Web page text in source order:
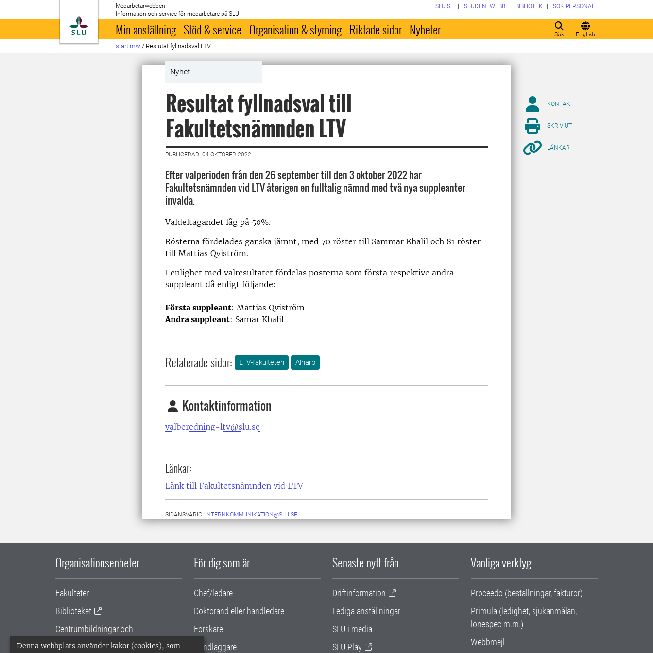
Denna webbplats använder kakor (cookies), som
Till startsida
Medarbetarwebben
Information och service för medarbetare på SLU
Sök English
SLU.SE STUDENTWEBB BIBLIOTEK SÖK PERSONAL
Min anställning Stöd & service Organisation & styrning Riktade sidor Nyheter
start mw / Reslutat fyllnadsval LTV
Nyhet
Resultat fyllnadsval till
Fakultetsnämnden LTV
PUBLICERAD: 04 OKTOBER 2022
Efter valperioden från den 26 september till den 3 oktober 2022 har
Fakultetsnämnden vid LTV återigen en fulltalig nämnd med två nya suppleanter
invalda.
Valdeltagandet låg på 50%.
Rösterna fördelades ganska jämnt, med 70 röster till Sammar Khalil och 81 röster
till Mattias Qviström.
I enlighet med valresultatet fördelas posterna som första respektive andra
suppleant då enligt följande:
Första suppleant: Mattias Qviström
Andra suppleant: Samar Khalil
Relaterade sidor: LTV-fakulteten Alnarp
Kontaktinformation
valberedning-ltv@slu.se
Länkar:
Länk till Fakultetsnämnden vid LTV
SIDANSVARIG: INTERNKOMMUNIKATION@SLU.SE
KONTAKT
SKRIV UT
LÄNKAR
Organisationsenheter
Fakulteter
Biblioteket
Centrumbildningar och
samarbetsprojekt
För dig som är
Chef/ledare
Doktorand eller handledare
Forskare
Handläggare
Senaste nytt från
Driftinformation
Lediga anställningar
SLU i media
SLU Play
Vanliga verktyg
Proceedo (beställningar, fakturor)
Primula (ledighet, sjukanmälan,
lönespec m.m.)
Webbmejl